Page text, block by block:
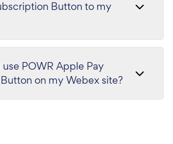
Button to my
POWR Apple Pay
on my Webex site?